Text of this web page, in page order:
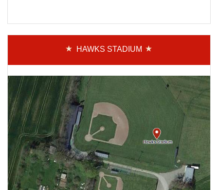
HAWKS STADIUM